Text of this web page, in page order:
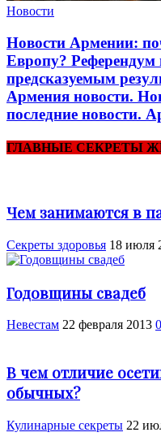
Новости
Новости Армении:
Европу? Референдум
предсказуемым
Армения новости.
последние новости.
ГЛАВНЫЕ СЕКРЕТЫ
Чем занимаются в
Cекреты здоровья 18 июля
Годовщины свадеб
Невестам 22 февраля 2013 0
В чем отличие
обычных?
Кулинарные секреты 22